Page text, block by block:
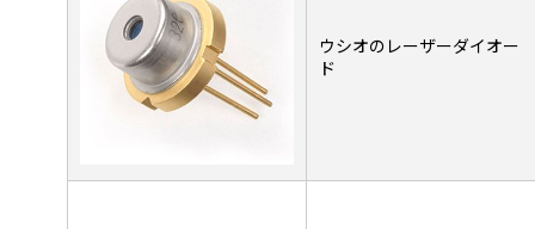
ウシオのレーザーダイオー
ド